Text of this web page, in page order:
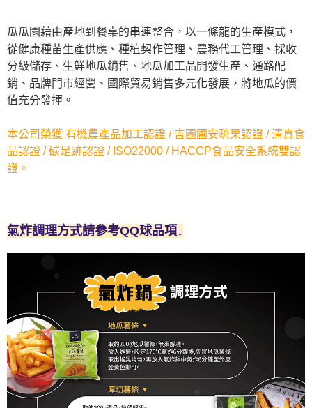
１．於結帳方式選擇「AFTEE先享後付」後，將跳轉至「AFTEE先享後付」
結帳頁面，進行簡訊認證並確認金額後，即可完成結帳。
２．訂單成立數日內，您將收到繳費通知簡訊。
３．收到繳費通知簡訊後14天內，點擊此簡訊中的連結，可透過四大超商／
ATM／網路銀行／等多元方式進行付款，方視為交易完成。
※ 請注意：結帳手續完成當下不需立刻繳費，但若您需要取消訂單，請聯絡
購買商品的店家。未經商家同意取消之訂單仍視為有效，需透過AFTEE先享
※ 交易是否成功請以「AFTEE先享後付 」之結帳頁面顯示為準，若有關於
是否繳費成功／繳費後需取消欲退款等相關疑問，請聯繫「AFTEE先享後付
客戶支援中心」https://netprotections.freshdesk.com/support/home
２．關於個人資料處理事宜，請瀏覽以下網址：
「AFTEE先享後付」，若未經同意申辦者引起之損失，本公司不負相關責
４．使用「AFTEE先享後付」時，將依據個別帳號之用戶狀況，依本公司即
時審查核予不同之上限額度；若仍有額度不足之情形，本公司將視審查結果
請求用戶進行身份認證。
５．嚴禁一人註冊多個帳號或使用他人資訊註冊。若發現惡意使用之情形，
恩沛科技股份有限公司將有權停止該用戶之使用額度並採取法律行動。
宅配到府(冷凍)
每筆NT$250，滿NT$2,000(含以上)免運費
冷凍貨到付款
每筆NT$250，滿NT$2,000(含以上)免運費
瓜瓜園藉由產地到餐桌的串連整合，以一條龍的生產模式，
從健康種苖生產供應、種植契作管理、農務代工管理、採收
分級儲存、生鮮地瓜銷售、地瓜加工品開發生產、通路配
銷、品牌門市經營、國際貿易銷售多元化發展，將地瓜的價
值充分發揮。
本公司榮獲 有機農產品加工認證 / 吉園圃安疏果認證 / 清真食
品認證 / 碳足跡認證 / ISO22000 / HACCP食品安全系統雙認
證。
氣炸調理方式請參考QQ球品項↓